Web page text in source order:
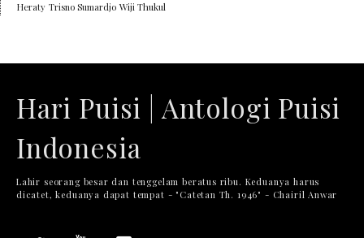
Heraty Trisno Sumardjo Wiji Thukul
Hari Puisi | Antologi Puisi
Indonesia
Lahir seorang besar dan tenggelam beratus ribu. Keduanya harus
dicatet, keduanya dapat tempat - "Catetan Th. 1946" - Chairil Anwar